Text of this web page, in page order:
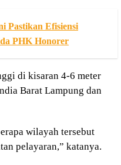
Pastikan Efisiensi
PHK Honorer
di kisaran 4-6 meter
Barat Lampung dan
wilayah tersebut
pelayaran,” katanya.